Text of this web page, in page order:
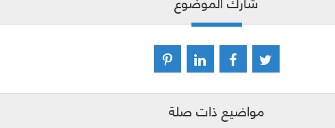
مواضيع ذات صلة